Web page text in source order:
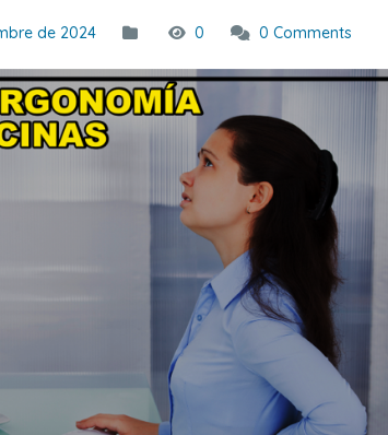
de 2024 0 0 Comments